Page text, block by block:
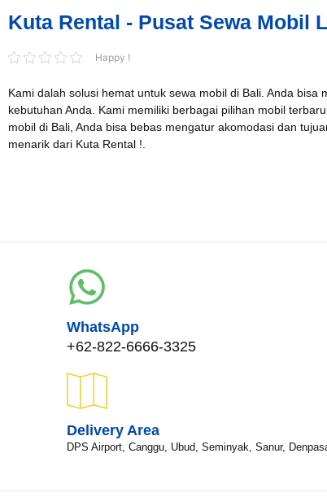
Kuta Rental - Pusat Sewa Mobil
Happy !
Kami dalah solusi hemat untuk sewa mobil di Bali. Anda
kebutuhan Anda. Kami memiliki berbagai pilihan mobil
mobil di Bali, Anda bisa bebas mengatur akomodasi dan
menarik dari Kuta Rental !.
Nama*
Tgl Mulai*
WhatsApp*
Lokasi Pengiriman & Pengembalian
WhatsApp
+62-822-6666-3325
Delivery Area
DPS Airport, Canggu, Ubud, Seminyak, Sanur,